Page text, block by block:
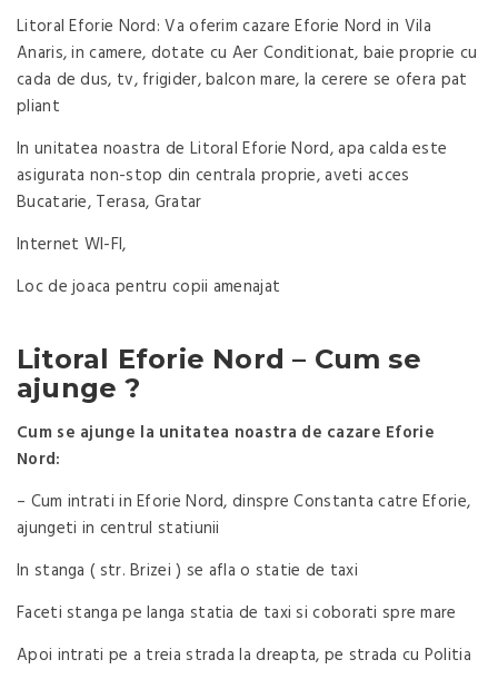
Litoral Eforie Nord: Va oferim cazare Eforie Nord in Vila
Anaris, in camere, dotate cu Aer Conditionat, baie proprie cu
cada de dus, tv, frigider, balcon mare, la cerere se ofera pat
pliant
In unitatea noastra de Litoral Eforie Nord, apa calda este
asigurata non-stop din centrala proprie, aveti acces
Bucatarie, Terasa, Gratar
Internet WI-FI,
Loc de joaca pentru copii amenajat
Litoral Eforie Nord – Cum se
ajunge ?
Cum se ajunge la unitatea noastra de cazare Eforie
Nord:
– Cum intrati in Eforie Nord, dinspre Constanta catre Eforie,
ajungeti in centrul statiunii
In stanga ( str. Brizei ) se afla o statie de taxi
Faceti stanga pe langa statia de taxi si coborati spre mare
Apoi intrati pe a treia strada la dreapta, pe strada cu Politia